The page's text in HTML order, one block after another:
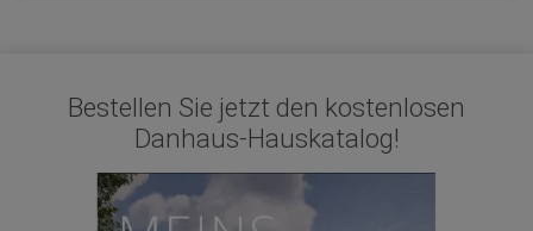
Bestellen Sie jetzt den kostenlosen
Danhaus-Hauskatalog!